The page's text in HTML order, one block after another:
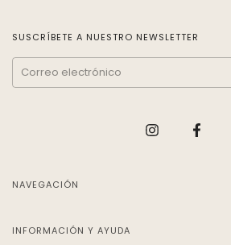
SUSCRÍBETE A NUESTRO NEWSLETTER
NAVEGACIÓN
INFORMACIÓN Y AYUDA